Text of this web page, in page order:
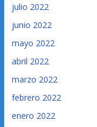
julio 2022
junio 2022
mayo 2022
abril 2022
marzo 2022
febrero 2022
enero 2022